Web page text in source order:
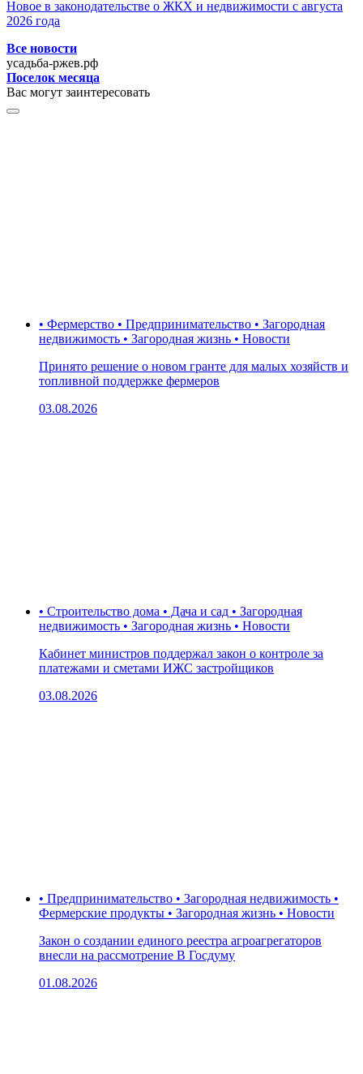
Новое в законодательстве о ЖКХ и недвижимости с августа
2026 года
Все новости
усадьба-ржев.рф
Поселок месяца
Вас могут заинтересовать
• Фермерство • Предпринимательство • Загородная
недвижимость • Загородная жизнь • Новости
Принято решение о новом гранте для малых хозяйств и
топливной поддержке фермеров
03.08.2026
• Строительство дома • Дача и сад • Загородная
недвижимость • Загородная жизнь • Новости
Кабинет министров поддержал закон о контроле за
платежами и сметами ИЖС застройщиков
03.08.2026
• Предпринимательство • Загородная недвижимость •
Фермерские продукты • Загородная жизнь • Новости
Закон о создании единого реестра агроагрегаторов
внесли на рассмотрение В Госдуму
01.08.2026